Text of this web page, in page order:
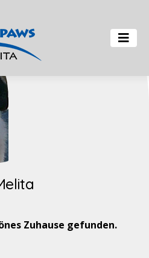
Zuhause gefunden.